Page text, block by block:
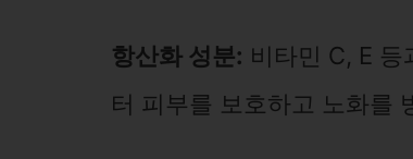
항산화 성분: 비타민 C, E
터 피부를 보호하고 노화를